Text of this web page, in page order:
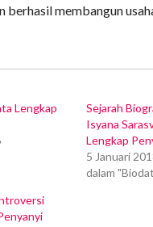
berhasil membangun
Lengkap
Sejarah
Isyana
Lengkap
5 Januari
dalam